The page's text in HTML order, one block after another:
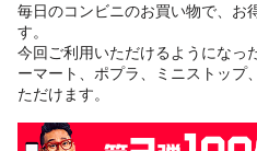
毎日のコンビニのお買い物で、お
す。
今回ご利用いただけるようになっ
ーマート、ポプラ、ミニストップ
ただけます。